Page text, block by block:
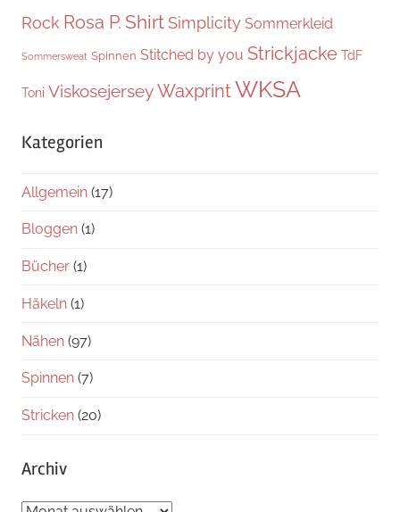
Rock Rosa P. Shirt Simplicity Sommerkleid
Sommersweat Spinnen Stitched by you Strickjacke TdF
Toni ViskosejerseyWaxprintWKSA
Kategorien
Allgemein (17)
Bloggen (1)
Bücher (1)
Häkeln (1)
Nähen (97)
Spinnen (7)
Stricken (20)
Archiv